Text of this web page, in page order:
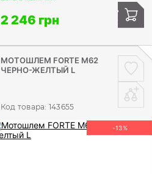
2 246 грн
МОТОШЛЕМ FORTE М62
ЧЕРНО-ЖЕЛТЫЙ L
Код товара: 143655
-13%